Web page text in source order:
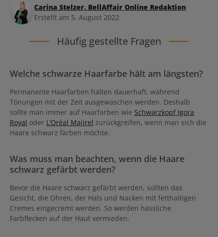
Carina Stelzer, BellAffair Online Redaktion
Erstellt am 5. August 2022
Häufig gestellte Fragen
Welche schwarze Haarfarbe hält am längsten?
Permanente Haarfarben halten dauerhaft, während
Tönungen mit der Zeit ausgewaschen werden. Deshalb
sollte man immer auf Haarfarben wie Schwarzkopf Igora
Royal oder L’Oréal Majirel zurückgreifen, wenn man sich die
Haare schwarz färben möchte.
Was muss man beachten, wenn die Haare
schwarz gefärbt werden?
Bevor die Haare schwarz gefärbt werden, sollten das
Gesicht, die Ohren, der Hals und Nacken mit fetthaltigen
Cremes eingecremt werden. So werden hässliche
Farbflecken auf der Haut vermieden.